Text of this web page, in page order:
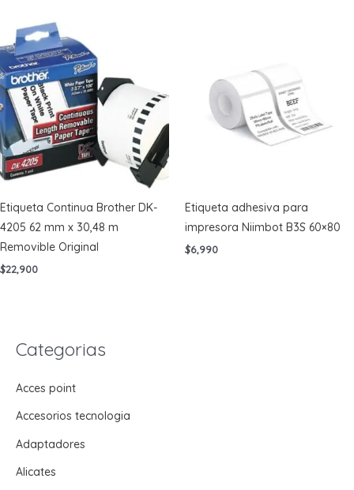
Categorias
Acces point
Accesorios tecnologia
Adaptadores
Alicates
Etiqueta Continua Brother DK-
4205 62 mm x 30,48 m
Removible Original
$22,900
Etiqueta adhesiva para
impresora Niimbot B3S 60×80
$6,990